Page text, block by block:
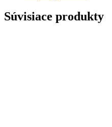
Súvisiace produkty